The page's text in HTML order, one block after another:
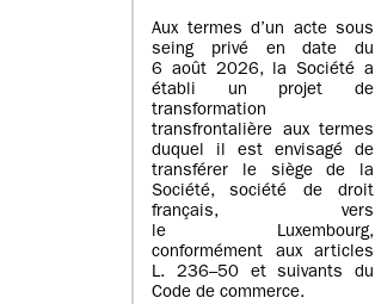
Aux termes d’un acte sous
seing privé en date du
6 août 2026, la Société a
établi un projet de
transformation
transfrontalière aux termes
duquel il est envisagé de
transférer le siège de la
Société, société de droit
français, vers
le Luxembourg,
conformément aux articles
L. 236–50 et suivants du
Code de commerce.